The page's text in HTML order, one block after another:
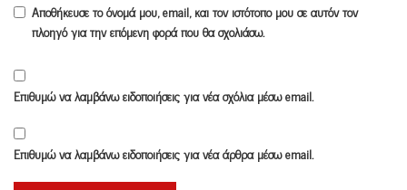
Αποθήκευσε το όνομά μου, email, και τον ιστότοπο μου σε αυτόν τον
πλοηγό για την επόμενη φορά που θα σχολιάσω.
Επιθυμώ να λαμβάνω ειδοποιήσεις για νέα σχόλια μέσω email.
Επιθυμώ να λαμβάνω ειδοποιήσεις για νέα άρθρα μέσω email.